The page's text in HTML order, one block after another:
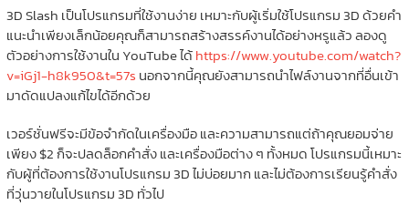
3D Slash เป็นโปรแกรมที่ใช้งานง่าย เหมาะกับผู้เริ่มใช้โปรแกรม 3D ด้วยคำ
แนะนำเพียงเล็กน้อยคุณก็สามารถสร้างสรรค์งานได้อย่างหรูแล้ว ลองดู
ตัวอย่างการใช้งานใน YouTube ได้https://www.youtube.com/watch?
v=iGj1-h8k950&t=57s นอกจากนี้คุณยังสามารถนำไฟล์งานจากที่อื่นเข้า
มาดัดแปลงแก้ไขได้อีกด้วย
เวอร์ชั่นฟรีจะมีข้อจำกัดในเครื่องมือ และความสามารถแต่ถ้าคุณยอมจ่าย
เพียง $2 ก็จะปลดล็อกคำสั่ง และเครื่องมือต่าง ๆ ทั้งหมด โปรแกรมนี้เหมาะ
กับผู้ที่ต้องการใช้งานโปรแกรม 3D ไม่บ่อยมาก และไม่ต้องการเรียนรู้คำสั่ง
ที่วุ่นวายในโปรแกรม 3D ทั่วไป